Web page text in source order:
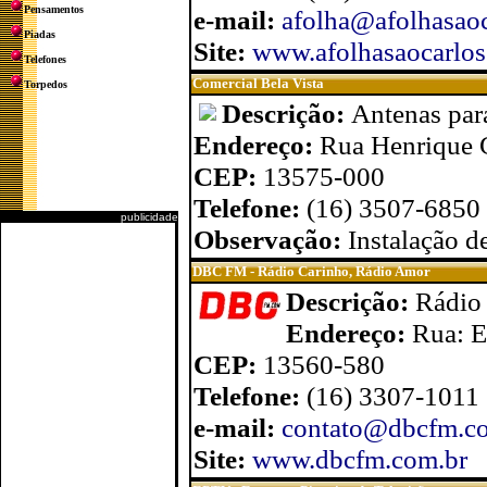
Pensamentos
Piadas
Telefones
Torpedos
publicidade
e-mail:
Site:
Comercial Bela Vista
Descrição: Antenas
Endereço: Rua Henrique
CEP: 13575-000
Telefone: (16) 3507-6850
Observação: Instalação
DBC FM - Rádio Carinho, Rádio Amor
Descrição:
Endereço: Rua:
CEP: 13560-580
Telefone: (16) 3307-1011
e-mail:
Site: www.dbcfm.com.br